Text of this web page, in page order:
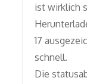
ist wirklich
17
schnell.
Die